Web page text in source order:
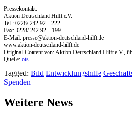
Pressekontakt:
Aktion Deutschland Hilft e.V.
Tel.: 0228/ 242 92 – 222
Fax: 0228/ 242 92 – 199
E-Mail: presse@aktion-deutschland-hilft.de
www.aktion-deutschland-hilft.de
Original-Content von: Aktion Deutschland Hilft e.V.,
Quelle: ots
Tagged: Bild Entwicklungshilfe
Spenden
Weitere News